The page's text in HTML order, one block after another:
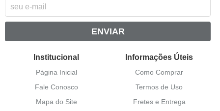
ENVIAR
Institucional
Página Inicial
Fale Conosco
Mapa do Site
Informações Úteis
Como Comprar
Termos de Uso
Fretes e Entrega